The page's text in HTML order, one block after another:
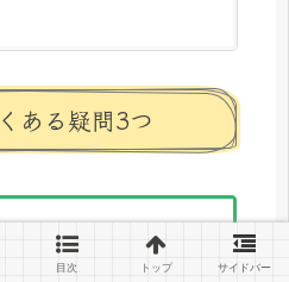
ある疑問3つ
確定申告は？
る上限は？
目次 トップ サイドバー